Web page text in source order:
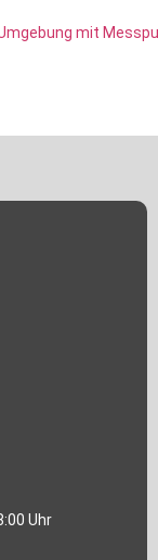
Uhr